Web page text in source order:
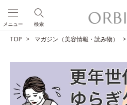
検索
メニュー
TOP マガジン（美容情報・読み物）